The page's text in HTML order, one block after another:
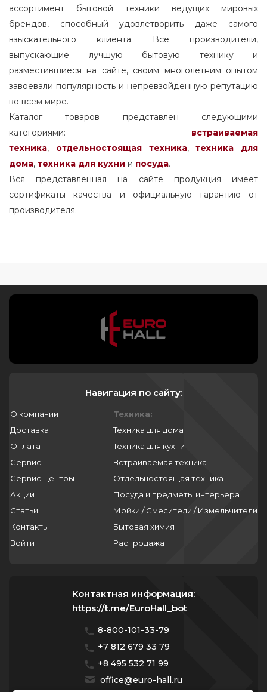
ассортимент бытовой техники ведущих мировых
брендов, способный удовлетворить даже самого
взыскательного клиента. Все производители,
выпускающие лучшую бытовую технику и
разместившиеся на сайте, своим многолетним опытом
завоевали популярность и непревзойденную репутацию
во всем мире.
Каталог товаров представлен следующими
категориями: встраиваемая
техника, отдельностоящаятехника,
техника для
дома, техника для кухни и посуда.
Вся представленная на сайте продукция имеет
сертификаты качества и официальную гарантию от
производителя.
Навигация по сайту:
О компании
Доставка
Оплата
Сервис
Сервис-центры
Акции
Статьи
Контакты
Войти
Техника:
Техника для дома
Техника для кухни
Встраиваемая техника
Отдельностоящая техника
Посуда и предметы интерьера
Мойки / Смесители / Измельчители
Бытовая химия
Распродажа
Контактная информация:
https://t.me/EuroHall_bot
8-800-101-33-79
+7 812 679 33 79
+8 495 532 71 99
office@euro-hall.ru